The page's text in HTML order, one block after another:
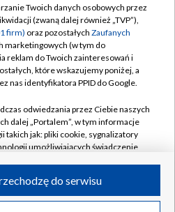
TVP
prywatności
zgody
Pomoc
Kontakt
Kanały
Polska S.A. w likwidacji
Twoich danych osobowych przez
(zwaną dalej również „TVP”),
firm) oraz pozostałych Zaufanych
marketingowych (w tym do
reklam do Twoich zainteresowań i
które wskazujemy poniżej, a
nas identyfikatora PPID do Google.
odwiedzania przez Ciebie naszych
dalej „Portalem”, w tym informacje
takich jak: pliki cookie, sygnalizatory
umożliwiających świadczenie
do serwisu